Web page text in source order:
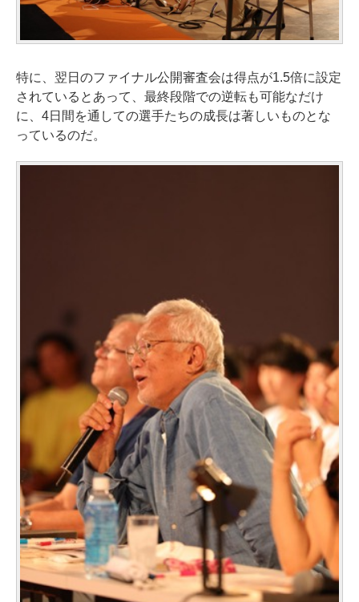
特に、翌日のファイナル公開審査会は得点が1.5倍に設定
されているとあって、最終段階での逆転も可能なだけ
に、4日間を通しての選手たちの成長は著しいものとな
っているのだ。